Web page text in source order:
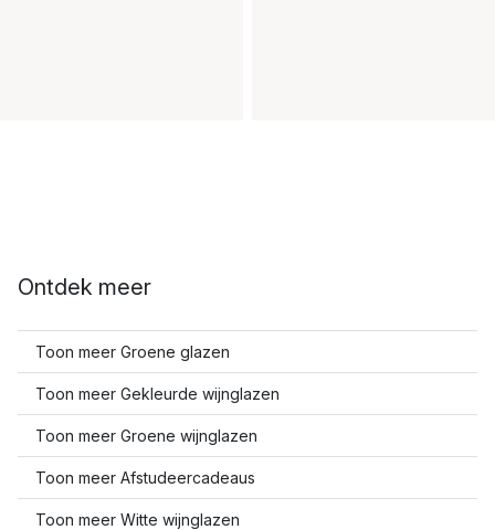
Ontdek meer
Toon meer Groene glazen
Toon meer Gekleurde wijnglazen
Toon meer Groene wijnglazen
Toon meer Afstudeercadeaus
Toon meer Witte wijnglazen